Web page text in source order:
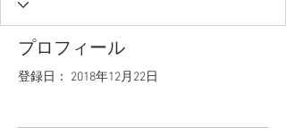
プロフィール
登録日： 2018年12月22日